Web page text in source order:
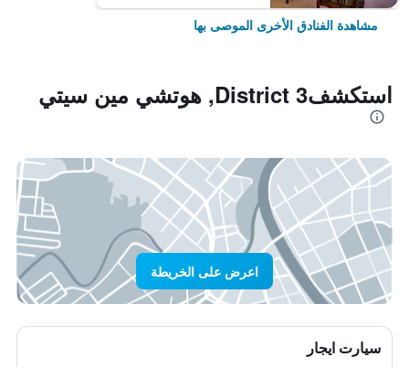
مشاهدة الفنادق الأخرى الموصى بها
استكشفDistrict 3, هوتشي مين سيتي
اعرض على الخريطة
سيارت ايجار